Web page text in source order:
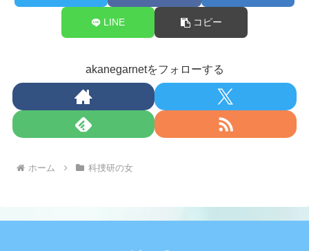
LINE コピー
akanegarnetをフォローする
ホーム 科捜研の女